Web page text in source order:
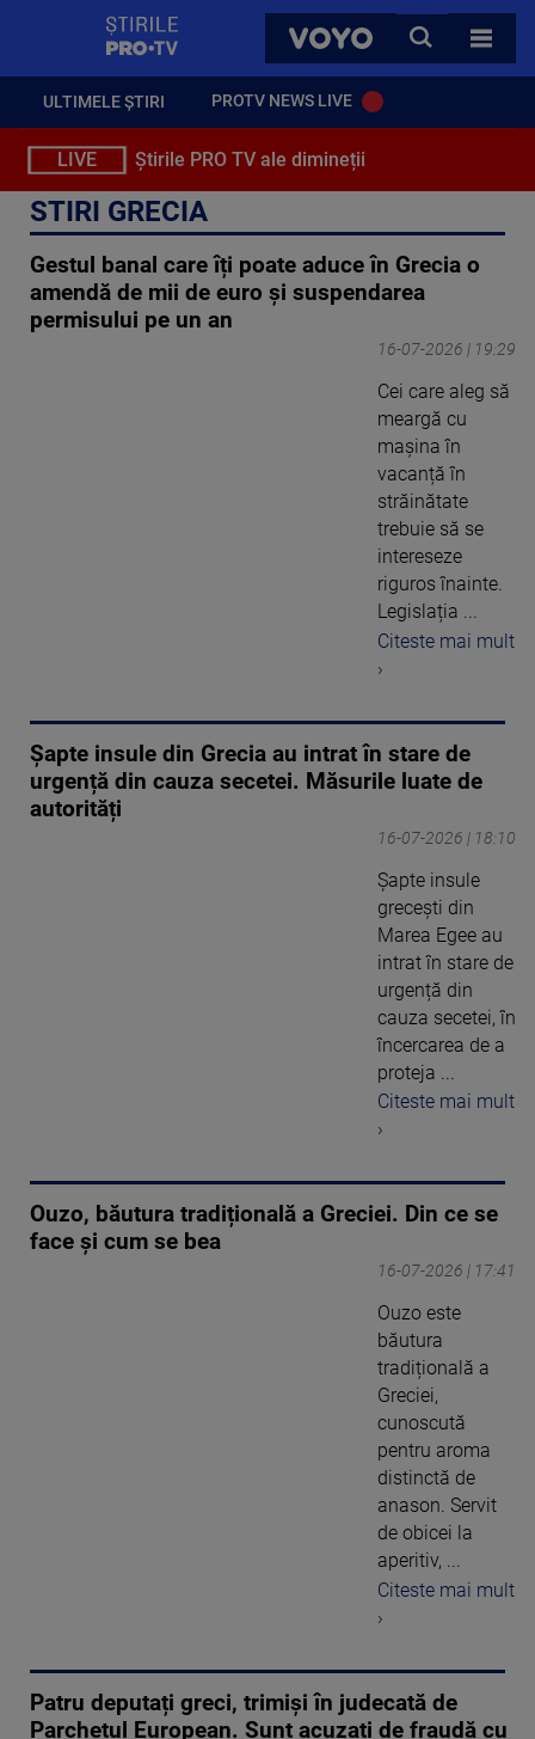
VOYO
CAUTA
TOATE
ULTIMELE ȘTIRI PROTV NEWS LIVE
LIVE Știrile PRO TV ale dimineții
STIRI GRECIA
Gestul banal care îți poate aduce în Grecia o
amendă de mii de euro și suspendarea
permisului pe un an
16-07-2026 | 19:29
Cei care aleg să
meargă cu
mașina în
vacanță în
străinătate
trebuie să se
intereseze
riguros înainte.
Legislația ...
Citeste mai mult
›
Șapte insule din Grecia au intrat în stare de
urgență din cauza secetei. Măsurile luate de
autorități
16-07-2026 | 18:10
Șapte insule
grecești din
Marea Egee au
intrat în stare de
urgență din
cauza secetei, în
încercarea de a
proteja ...
Citeste mai mult
›
Ouzo, băutura tradițională a Greciei. Din ce se
face și cum se bea
16-07-2026 | 17:41
Ouzo este
băutura
tradițională a
Greciei,
cunoscută
pentru aroma
distinctă de
anason. Servit
de obicei la
aperitiv, ...
Citeste mai mult
›
Patru deputați greci, trimiși în judecată de
Parchetul European. Sunt acuzați de fraudă cu